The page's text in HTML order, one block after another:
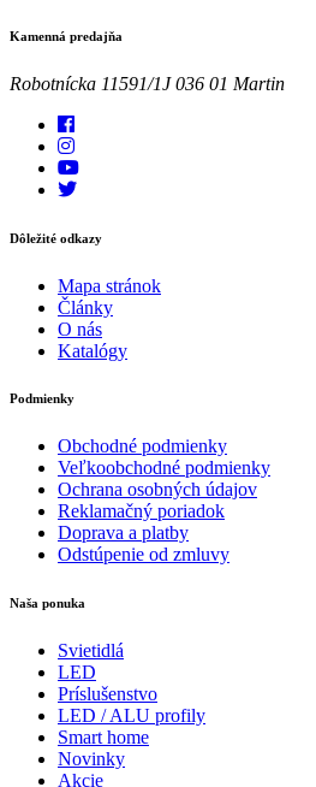
Kamenná predajňa
Robotnícka 11591/1J 036 01 Martin
Dôležité odkazy
Mapa stránok
Články
O nás
Katalógy
Podmienky
Obchodné podmienky
Veľkoobchodné podmienky
Ochrana osobných údajov
Reklamačný poriadok
Doprava a platby
Odstúpenie od zmluvy
Naša ponuka
Svietidlá
LED
Príslušenstvo
LED / ALU profily
Smart home
Novinky
Akcie